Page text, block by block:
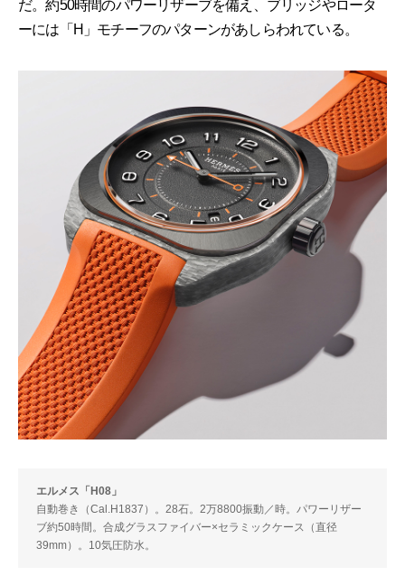
だ。約50時間のパワーリザーブを備え、ブリッジやロータ
ーには「H」モチーフのパターンがあしらわれている。
エルメス「H08」
自動巻き（Cal.H1837）。28石。2万8800振動／時。パワーリザー
ブ約50時間。合成グラスファイバー×セラミックケース（直径
39mm）。10気圧防水。